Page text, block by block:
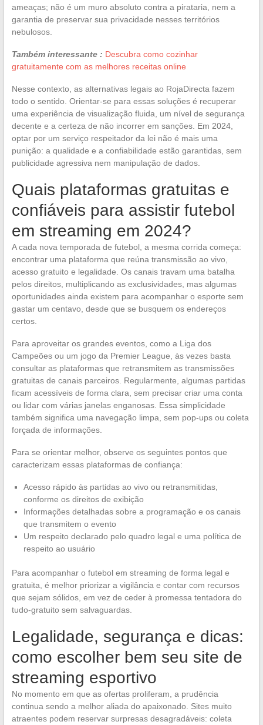
ameaças; não é um muro absoluto contra a pirataria, nem a
garantia de preservar sua privacidade nesses territórios
nebulosos.
Também interessante : Descubra como cozinhar
gratuitamente com as melhores receitas online
Nesse contexto, as alternativas legais ao RojaDirecta fazem
todo o sentido. Orientar-se para essas soluções é recuperar
uma experiência de visualização fluida, um nível de segurança
decente e a certeza de não incorrer em sanções. Em 2024,
optar por um serviço respeitador da lei não é mais uma
punição: a qualidade e a confiabilidade estão garantidas, sem
publicidade agressiva nem manipulação de dados.
Quais plataformas gratuitas e
confiáveis para assistir futebol
em streaming em 2024?
A cada nova temporada de futebol, a mesma corrida começa:
encontrar uma plataforma que reúna transmissão ao vivo,
acesso gratuito e legalidade. Os canais travam uma batalha
pelos direitos, multiplicando as exclusividades, mas algumas
oportunidades ainda existem para acompanhar o esporte sem
gastar um centavo, desde que se busquem os endereços
certos.
Para aproveitar os grandes eventos, como a Liga dos
Campeões ou um jogo da Premier League, às vezes basta
consultar as plataformas que retransmitem as transmissões
gratuitas de canais parceiros. Regularmente, algumas partidas
ficam acessíveis de forma clara, sem precisar criar uma conta
ou lidar com várias janelas enganosas. Essa simplicidade
também significa uma navegação limpa, sem pop-ups ou coleta
forçada de informações.
Para se orientar melhor, observe os seguintes pontos que
caracterizam essas plataformas de confiança:
Acesso rápido às partidas ao vivo ou retransmitidas,
conforme os direitos de exibição
Informações detalhadas sobre a programação e os canais
que transmitem o evento
Um respeito declarado pelo quadro legal e uma política de
respeito ao usuário
Para acompanhar o futebol em streaming de forma legal e
gratuita, é melhor priorizar a vigilância e contar com recursos
que sejam sólidos, em vez de ceder à promessa tentadora do
tudo-gratuito sem salvaguardas.
Legalidade, segurança e dicas:
como escolher bem seu site de
streaming esportivo
No momento em que as ofertas proliferam, a prudência
continua sendo a melhor aliada do apaixonado. Sites muito
atraentes podem reservar surpresas desagradáveis: coleta